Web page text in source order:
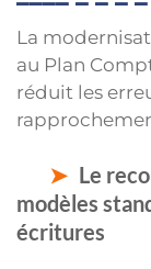
La
au Plan
réduit les
Le
modèles
écritures